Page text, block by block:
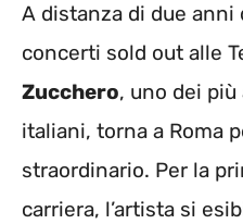
A distanza di due anni
concerti sold out alle
Zucchero, uno dei
italiani, torna a Roma
straordinario. Per la
carriera, l’artista si